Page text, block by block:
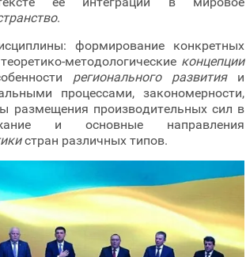
.
формирование конкретных
методологические концепции
регионального развитияи
процессами, закономерности,
размещения производительных сил в
и основные направления
стран различных типов.